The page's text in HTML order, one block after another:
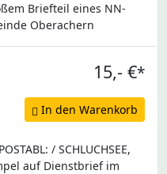
Briefteil eines NN-
Oberachern
15,- €*
In den Warenkorb
/ SCHLUCHSEE,
auf Dienstbrief im